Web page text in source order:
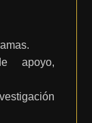
apoyo,